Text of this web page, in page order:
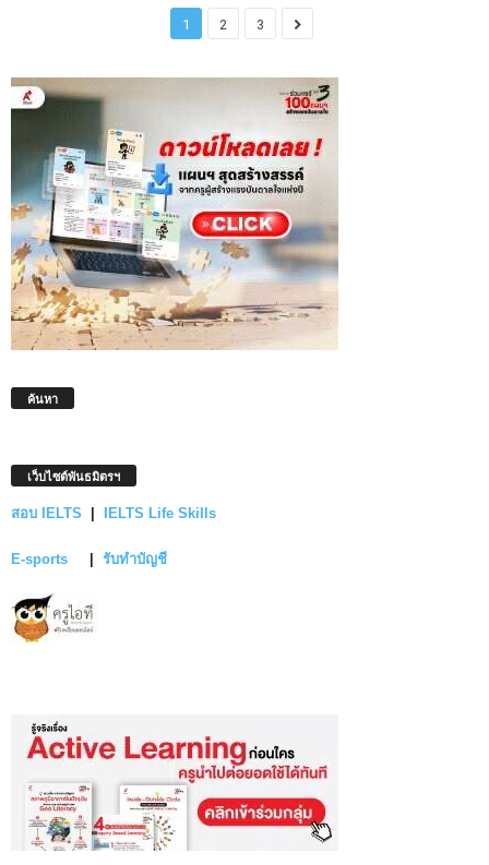
1 2 3
ค้นหา
เว็บไซต์พันธมิตรฯ
สอบ IELTS | IELTS Life Skills
E-sports | รับทำบัญชี